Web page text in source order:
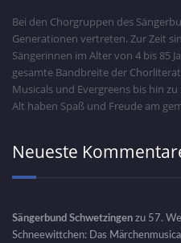
Bei den Chorgruppen des
Generationen vertreten. Zur Zeit
Sängerinnen im Alter von 4 bis 85
gesamte Bandbreite der
Musicals und Evergreens bis hin
Alt haben Spaß und Freude am
Neueste
Sängerbund Schwetzingen zu 57.
Schneewittchen: Das Märchenmusical